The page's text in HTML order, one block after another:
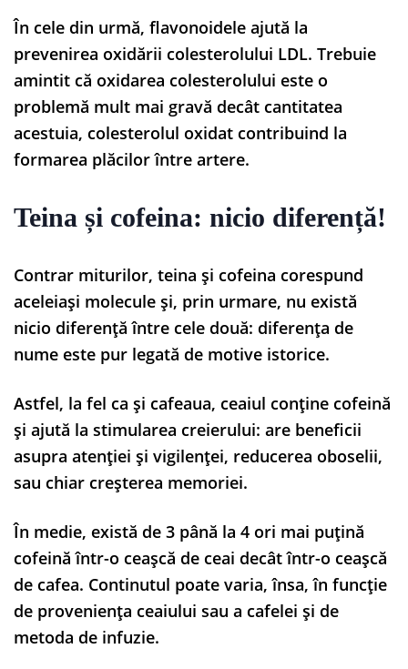
În cele din urmă, flavonoidele ajută la
prevenirea oxidării colesterolului LDL. Trebuie
amintit că oxidarea colesterolului este o
problemă mult mai gravă decât cantitatea
acestuia, colesterolul oxidat contribuind la
formarea plăcilor între artere.
Teina și cofeina: nicio diferență!
Contrar miturilor, teina și cofeina corespund
aceleiași molecule și, prin urmare, nu există
nicio diferență între cele două: diferența de
nume este pur legată de motive istorice.
Astfel, la fel ca și cafeaua, ceaiul conține cofeină
și ajută la stimularea creierului: are beneficii
asupra atenției și vigilenței, reducerea oboselii,
sau chiar creșterea memoriei.
În medie, există de 3 până la 4 ori mai puțină
cofeină într-o ceașcă de ceai decât într-o ceașcă
de cafea. Continutul poate varia, însa, în funcție
de proveniența ceaiului sau a cafelei și de
metoda de infuzie.